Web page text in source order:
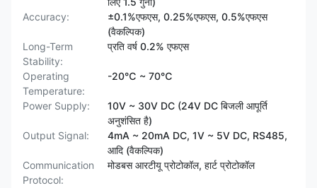
Accuracy:
±0.1%एफएस, 0.25%एफएस, 0.5%एफएस
(वैकल्पिक)
Long-Term
Stability:
प्रति वर्ष 0.2% एफएस
Operating
Temperature:
-20℃ ~ 70℃
Power Supply:
10V ~ 30V DC (24V DC बिजली आपूर्ति
अनुशंसित है)
Output Signal:
4mA ~ 20mA DC, 1V ~ 5V DC, RS485,
आदि (वैकल्पिक)
Communication
Protocol:
मोडबस आरटीयू प्रोटोकॉल, हार्ट प्रोटोकॉल